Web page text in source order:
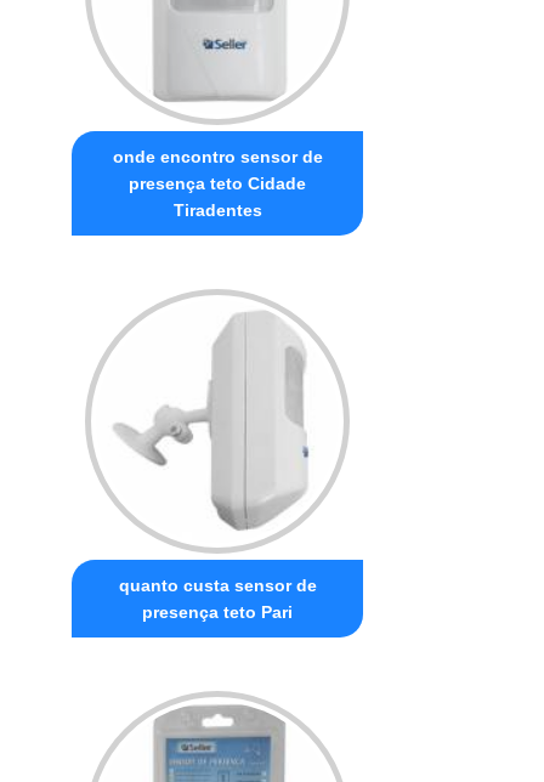
onde encontro sensor de
presença teto Cidade
Tiradentes
quanto custa sensor de
presença teto Pari